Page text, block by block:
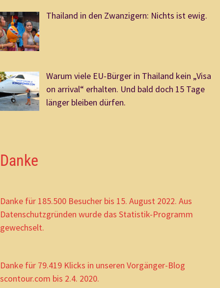
Thailand in den Zwanzigern: Nichts ist ewig.
Warum viele EU-Bürger in Thailand kein „Visa
on arrival“ erhalten. Und bald doch 15 Tage
länger bleiben dürfen.
Danke
Danke für 185.500 Besucher bis 15. August 2022. Aus
Datenschutzgründen wurde das Statistik-Programm
gewechselt.
Danke für 79.419 Klicks in unseren Vorgänger-Blog
scontour.com bis 2.4. 2020.